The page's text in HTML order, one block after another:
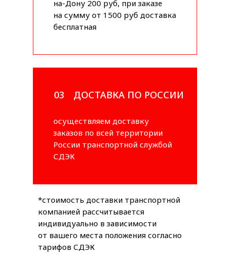
на-Дону 200 руб, при заказе
на сумму от 1500 руб доставка
бесплатная
ДОСТАВКА ПО РОССИИ
03
осуществляем доставку
заказов по всей территории
России транспортной службой
СДЭК
*стоимость доставки транспортной
компанией рассчитывается
индивидуально в зависимости
от вашего места положения согласно
тарифов СДЭК